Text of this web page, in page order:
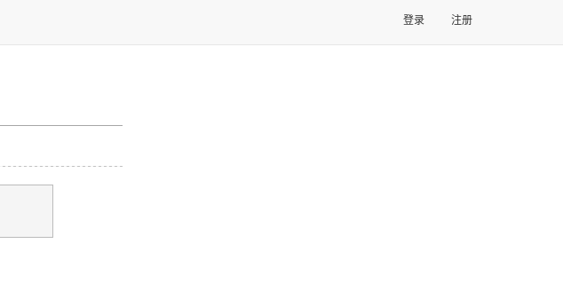
登录 注册